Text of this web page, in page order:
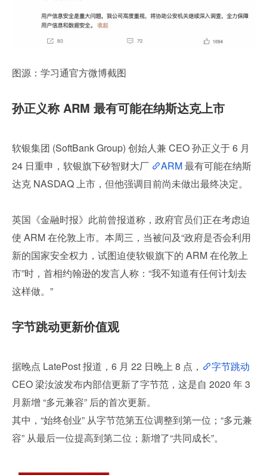
图源：学习通官方微博截图
孙正义称 ARM 最有可能在纳斯达克上市
软银集团 (SoftBank Group) 创始人兼 CEO 孙正义于 6 月
24 日重申，软银旗下矽智财大厂
ARM 最有可能在纳斯
达克 NASDAQ 上市，但他强调目前尚未做出最终决定。
英国《金融时报》此前曾报道称，政府官员们正在考虑迫
使 ARM 在伦敦上市。本周三，当被问及“政府是否会利用
新的国家安全权力，试图迫使软银旗下的 ARM 在伦敦上
市”时，首相约翰逊的发言人称：“我不知道有任何计划去
这样做。”
字节跳动更新价值观
据晚点 LatePost 报道，6 月 22 日晚上 8 点，
字节跳动
CEO 梁汝波发布内部信更新了字节范，这是自 2020 年 3
月新增 “多元兼容” 后的首次更新。
其中，“始终创业” 从字节范第五位调整到第一位；“多元兼
容” 从最后一位提高到第二位；新增了“共同成长”。